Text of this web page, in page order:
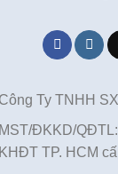
Công Ty TNHH
MST/ĐKKD/
KHĐT TP. HCM